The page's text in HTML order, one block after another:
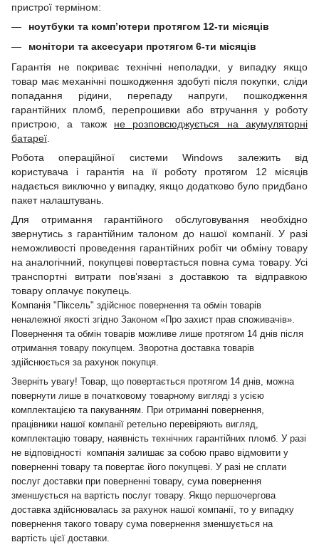
пристрої терміном:
ноутбуки та комп’ютери протягом 12-ти місяців
монітори та аксесуари протягом 6-ти місяців
Гарантія не покриває технічні неполадки, у випадку якщо
товар має механічні пошкодження здобуті після покупки, сліди
попадання рідини, перепаду напруги, пошкодження
гарантійних пломб, перепрошивки або втручання у роботу
пристрою, а також не розповсюджується на акумуляторні
батареї
Робота операційної системи Windows залежить від
користувача і гарантія на її роботу протягом 12 місяців
надається виключно у випадку, якщо додатково було придбано
пакет налаштувань.
Для отримання гарантійного обслуговування необхідно
звернутись з гарантійним талоном до нашої компанії. У разі
неможливості проведення гарантійних робіт чи обміну товару
на аналогічний, покупцеві повертається повна сума товару. Усі
транспортні витрати пов’язані з доставкою та відправкою
товару оплачує покупець.
Компанія "Піксель" здійснює повернення та обмін товарів
неналежної якості згідно Законом «Про захист прав споживачів».
Повернення та обмін товарів можливе лише протягом 14 днів після
отримання товару покупцем. Зворотна доставка товарів
здійснюється за рахунок покупця.
Зверніть увагу! Товар, що повертається протягом 14 днів, можна
повернути лише в початковому товарному вигляді з усією
комплектацією та пакуванням. При отриманні повернення,
працівники нашої компанії ретельно перевіряють вигляд,
комплектацію товару, наявність технічних гарантійних пломб. У разі
не відповідності компанія залишає за собою право відмовити у
поверненні товару та повертає його покупцеві. У разі не сплати
послуг доставки при поверненні товару, сума повернення
зменшується на вартість послуг товару. Якщо першочергова
доставка здійснювалась за рахунок нашої компанії, то у випадку
повернення такого товару сума повернення зменшується на
вартість цієї доставки.